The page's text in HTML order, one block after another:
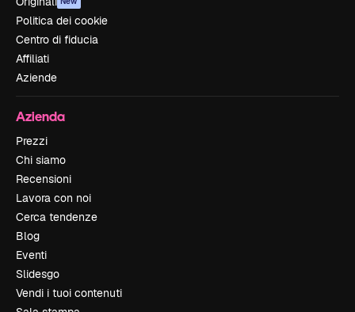
Politica dei cookie
Centro di fiducia
Affiliati
Aziende
Azienda
Prezzi
Chi siamo
Recensioni
Lavora con noi
Cerca tendenze
Blog
Eventi
Slidesgo
Vendi i tuoi contenuti